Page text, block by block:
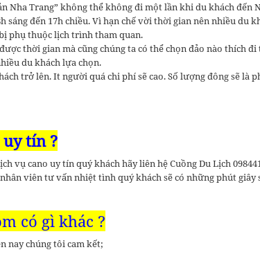
Nha Trang” không thể không đi một lần khi du khách đến
đến 17h chiều. Vì hạn chế vời thời gian nên nhiều du
phụ thuộc lịch trình tham quan.
thời gian mà cũng chúng ta có thể chọn đảo nào thích đi
du khách lựa chọn.
trở lên. It người quá chi phí sẽ cao. Số lượng đông sẽ là
uy tín ?
vụ cano uy tín quý khách hãy liên hệ Cuồng Du Lịch
viên tư vấn nhiệt tình quý khách sẽ có những phút giây
có gì khác ?
nay chúng tôi cam kết;